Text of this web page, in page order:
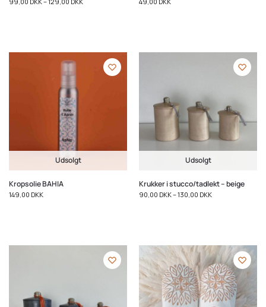
Udsolgt
Kropsolie BAHIA
149,00 DKK
Udsolgt
Krukker i stucco/tadlekt – beige
90,00 DKK–130,00 DKK